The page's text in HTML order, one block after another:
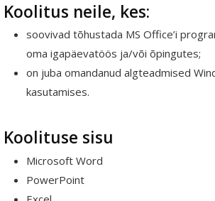
Koolitus neile, kes:
soovivad tõhustada MS Office’i
oma igapäevatöös ja/või õpingutes;
on juba omandanud algteadmised
kasutamises.
Koolituse sisu
Microsoft Word
PowerPoint